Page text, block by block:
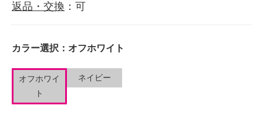
返品・交換 ：可
カラー選択： オフホワイト
オフホワイ
ト
ネイビー